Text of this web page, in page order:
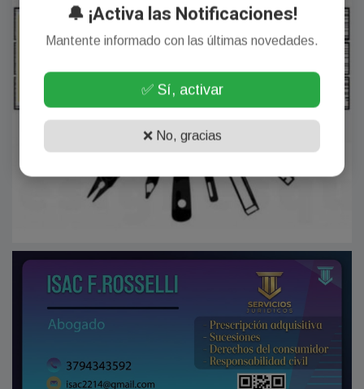
🔔 ¡Activa las Notificaciones!
Mantente informado con las últimas novedades.
✅ Sí, activar
❌ No, gracias